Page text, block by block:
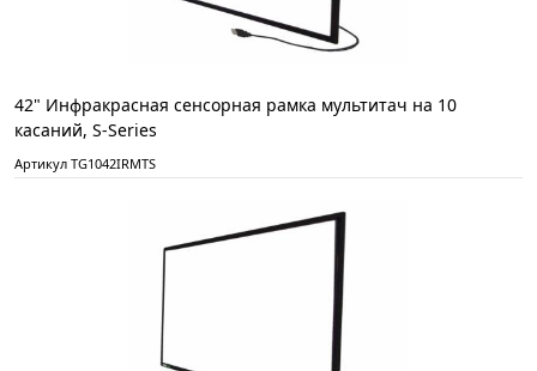
42" Инфракрасная сенсорная рамка мультитач на 10
касаний, S-Series
Артикул TG1042IRMTS